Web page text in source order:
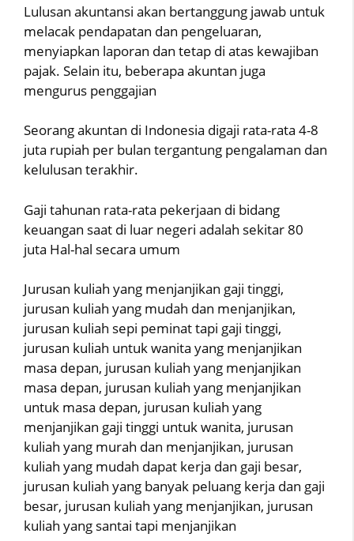
Lulusan akuntansi akan bertanggung jawab untuk
melacak pendapatan dan pengeluaran,
menyiapkan laporan dan tetap di atas kewajiban
pajak. Selain itu, beberapa akuntan juga
mengurus penggajian
Seorang akuntan di Indonesia digaji rata-rata 4-8
juta rupiah per bulan tergantung pengalaman dan
kelulusan terakhir.
Gaji tahunan rata-rata pekerjaan di bidang
keuangan saat di luar negeri adalah sekitar 80
juta Hal-hal secara umum
Jurusan kuliah yang menjanjikan gaji tinggi,
jurusan kuliah yang mudah dan menjanjikan,
jurusan kuliah sepi peminat tapi gaji tinggi,
jurusan kuliah untuk wanita yang menjanjikan
masa depan, jurusan kuliah yang menjanjikan
masa depan, jurusan kuliah yang menjanjikan
untuk masa depan, jurusan kuliah yang
menjanjikan gaji tinggi untuk wanita, jurusan
kuliah yang murah dan menjanjikan, jurusan
kuliah yang mudah dapat kerja dan gaji besar,
jurusan kuliah yang banyak peluang kerja dan gaji
besar, jurusan kuliah yang menjanjikan, jurusan
kuliah yang santai tapi menjanjikan